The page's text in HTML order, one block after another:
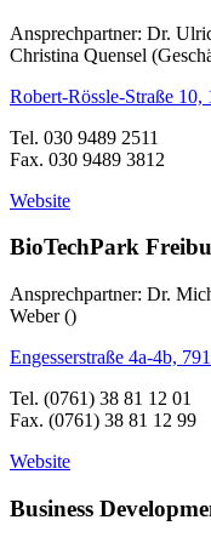
Ansprechpartner: Dr.
Christina Quensel
Robert-Rössle-Straße 10,
Tel. 030 9489 2511
Fax. 030 9489 3812
Website
BioTechPark
Ansprechpartner: Dr.
Weber ()
Engesserstraße 4a-4b,
Tel. (0761) 38 81 12 01
Fax. (0761) 38 81 12 99
Website
Business